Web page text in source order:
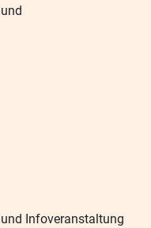
Infoveranstaltung